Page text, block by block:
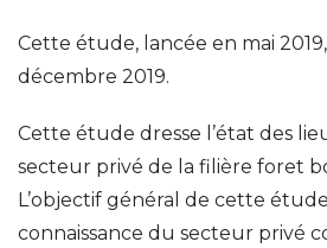
Cette étude, lancée en mai
décembre 2019.
Cette étude dresse l’état des
secteur privé de la filière foret
L’objectif général de cette
connaissance du secteur privé